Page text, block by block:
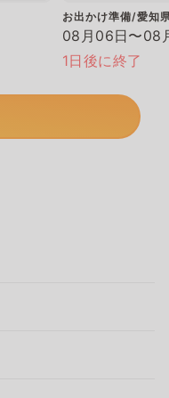
お出かけ準備/愛知
08月06日〜08
1日後に終了